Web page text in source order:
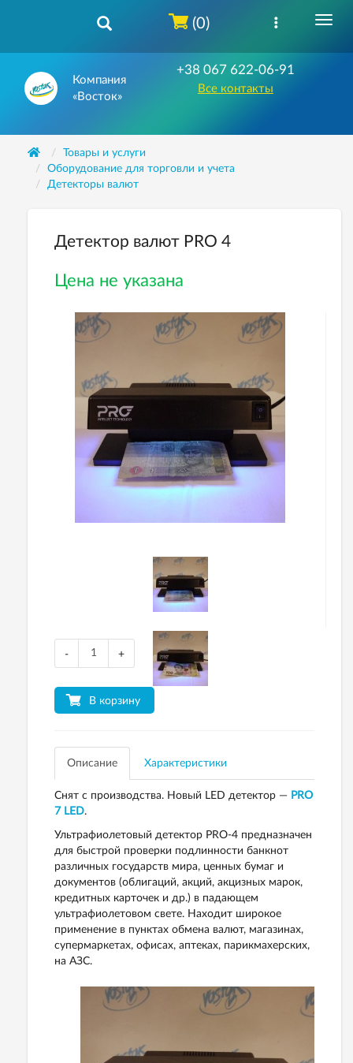
Компания
«Восток»
+38 067 622-06-91
Все контакты
(0)
Товары и услуги
Оборудование для торговли и учета
Детекторы валют
Детектор валют PRO 4
Цена не указана
- +
В корзину
Описание Характеристики
Снят с производства. Новый LED детектор — PRO
7 LED.
Ультрафиолетовый детектор PRO-4 предназначен
для быстрой проверки подлинности банкнот
различных государств мира, ценных бумаг и
документов (облигаций, акций, акцизных марок,
кредитных карточек и др.) в падающем
ультрафиолетовом свете. Находит широкое
применение в пунктах обмена валют, магазинах,
супермаркетах, офисах, аптеках, парикмахерских,
на АЗС.